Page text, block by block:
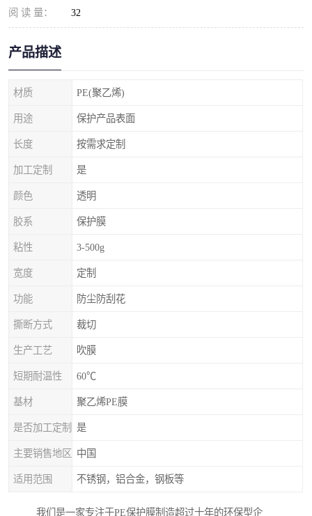
阅 读 量： 32
产品描述
材质 PE(聚乙烯)
用途 保护产品表面
长度 按需求定制
加工定制 是
颜色 透明
胶系 保护膜
粘性 3-500g
宽度 定制
功能 防尘防刮花
撕断方式 裁切
生产工艺 吹膜
短期耐温性 60℃
基材 聚乙烯PE膜
是否加工定制 是
主要销售地区 中国
适用范围 不锈钢，铝合金，钢板等
我们是一家专注于PE保护膜制造超过十年的环保型企